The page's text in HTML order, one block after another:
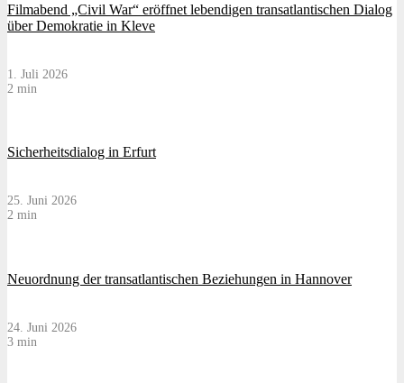
Filmabend „Civil War“ eröffnet lebendigen transatlantischen Dialog
über Demokratie in Kleve
1. Juli 2026
2 min
Sicherheitsdialog in Erfurt
25. Juni 2026
2 min
Neuordnung der transatlantischen Beziehungen in Hannover
24. Juni 2026
3 min